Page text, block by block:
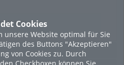
Cookies
unsere Website optimal für Sie
des Buttons "Akzeptieren"
von Cookies zu. Durch
Checkboxen können Sie
MEHR